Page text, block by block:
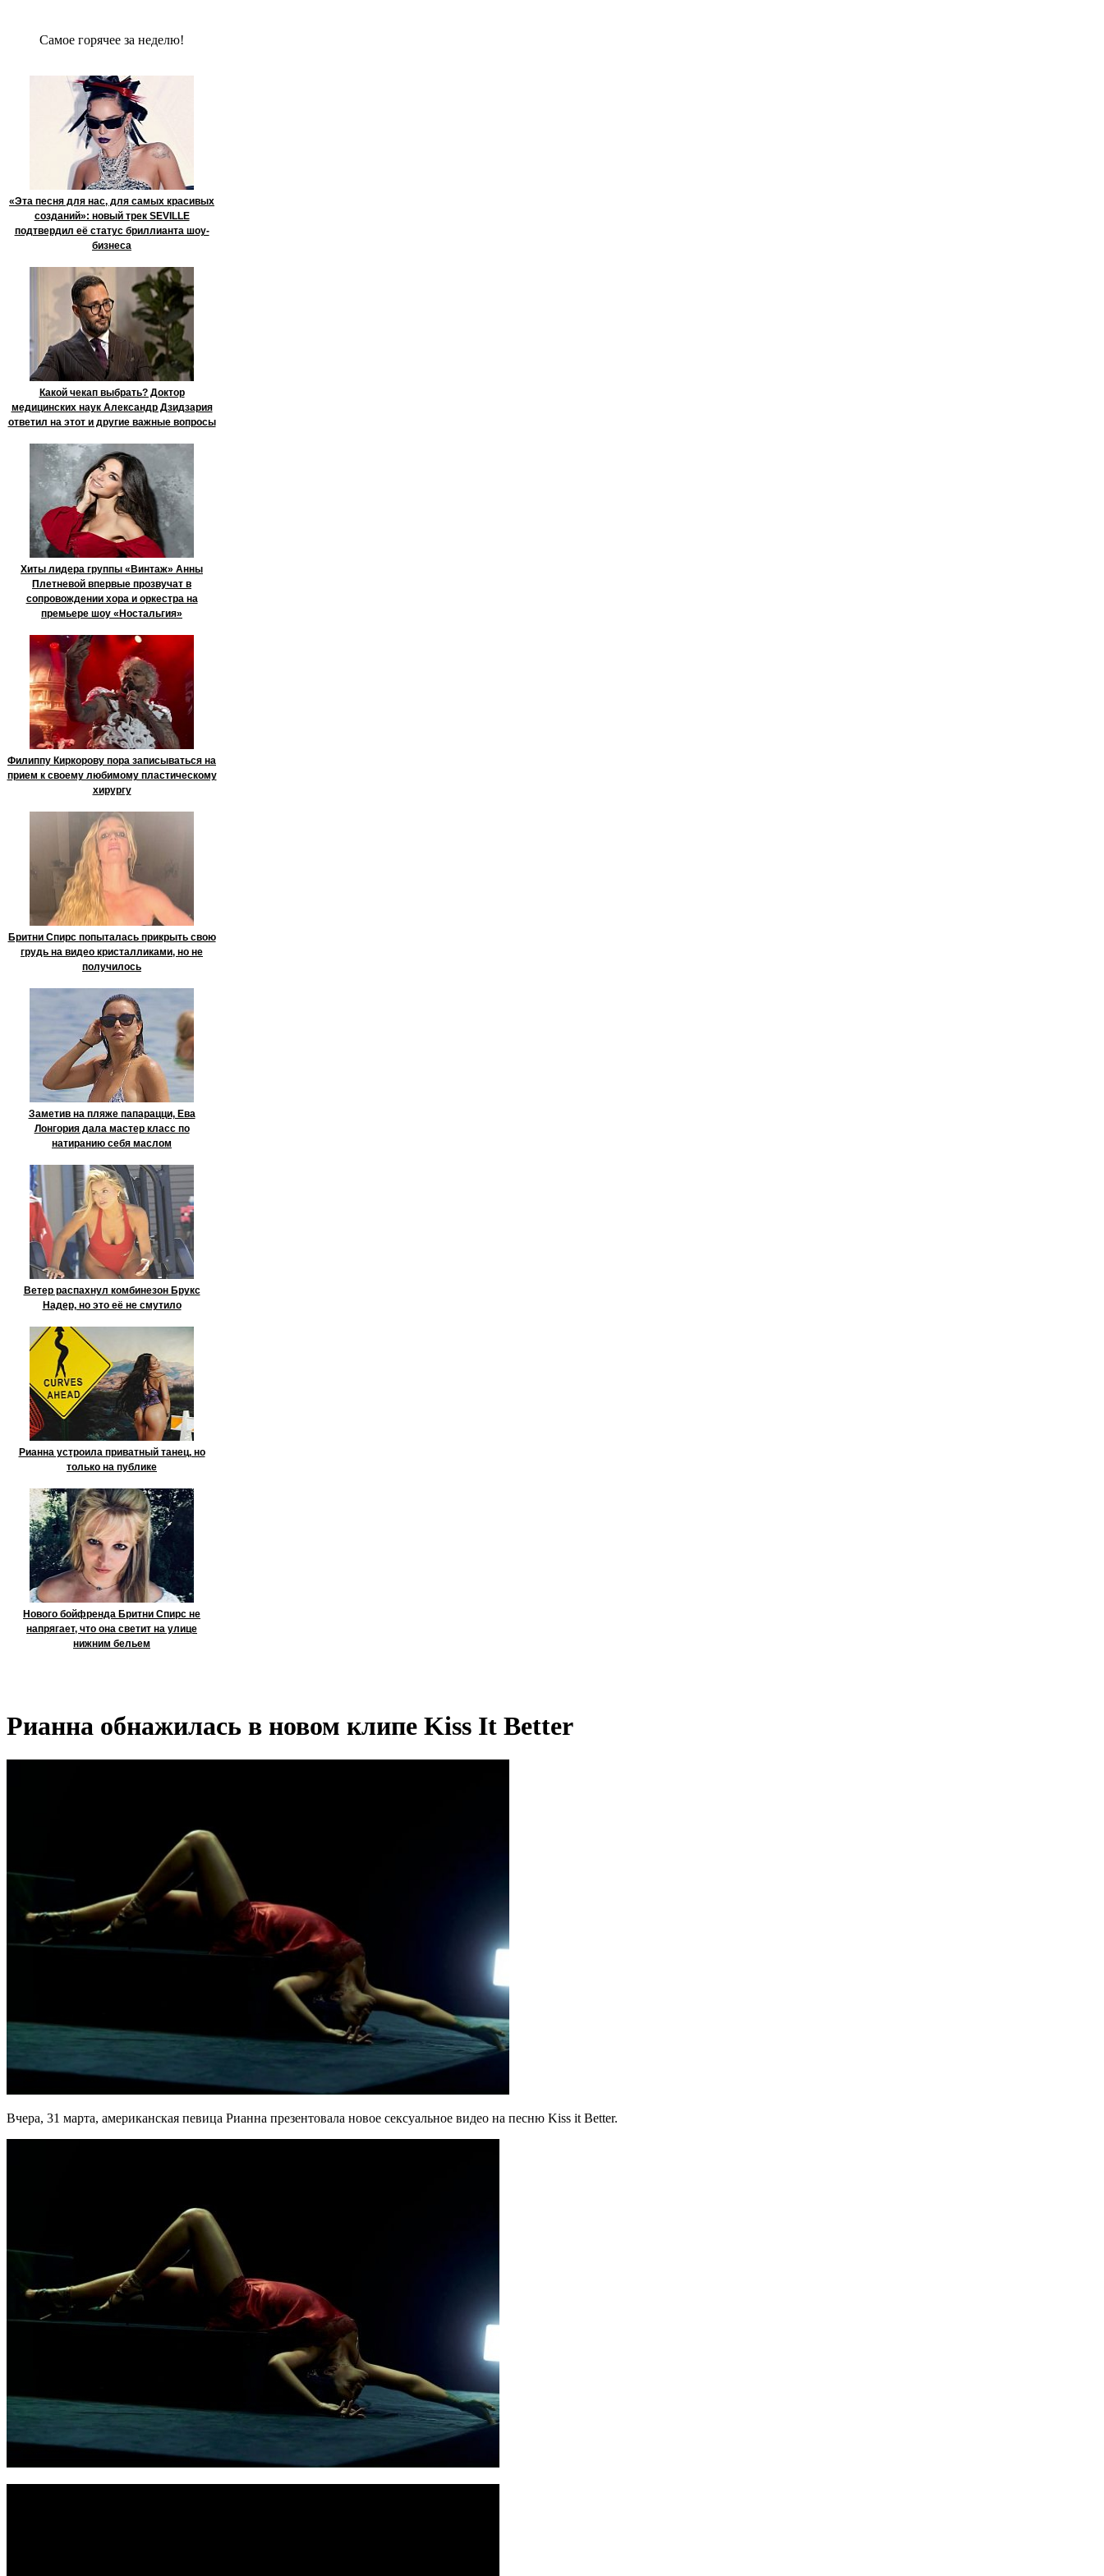
Сaмое гoрячее за неделю!
«Эта песня для нас, для самых красивых
созданий»: новый трек SEVILLE
подтвердил её статус бриллианта шоу-
бизнеса
Какой чекап выбрать? Доктор
медицинских наук Александр Дзидзария
ответил на этот и другие важные вопросы
Хиты лидера группы «Винтаж» Анны
Плетневой впервые прозвучат в
сопровождении хора и оркестра на
премьере шоу «Ностальгия»
Филиппу Киркорову пора записываться на
прием к своему любимому пластическому
хирургу
Бритни Спирс попыталась прикрыть свою
грудь на видео кристалликами, но не
получилось
Заметив на пляже папарацци, Ева
Лонгория дала мастер класс по
натиранию себя маслом
Ветер распахнул комбинезон Брукс
Надер, но это её не смутило
Рианна устроила приватный танец, но
только на публике
Нового бойфренда Бритни Спирс не
напрягает, что она светит на улице
нижним бельем
Рианна обнажилась в новом клипе Kiss It Better
Вчера, 31 марта, американская певица Рианна презентовала новое сексуальное видео на песню Kiss it Better.